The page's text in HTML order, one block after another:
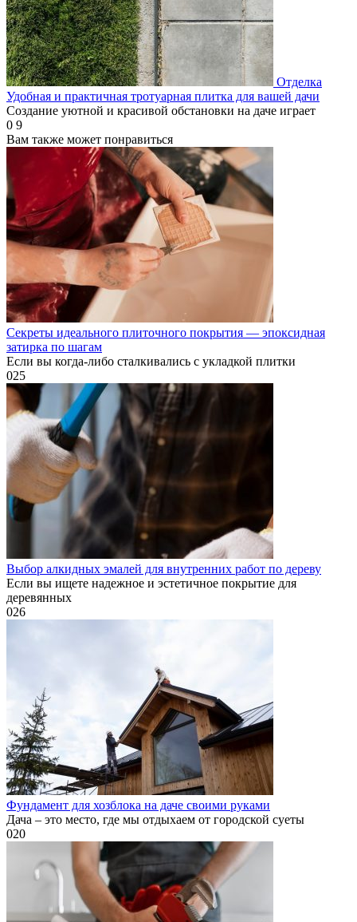
Отделка
Удобная и практичная тротуарная плитка для вашей дачи
Создание уютной и красивой обстановки на даче играет
0 9
Вам также может понравиться
Секреты идеального плиточного покрытия — эпоксидная
затирка по шагам
Если вы когда-либо сталкивались с укладкой плитки
025
Выбор алкидных эмалей для внутренних работ по дереву
Если вы ищете надежное и эстетичное покрытие для
деревянных
026
Фундамент для хозблока на даче своими руками
Дача – это место, где мы отдыхаем от городской суеты
020